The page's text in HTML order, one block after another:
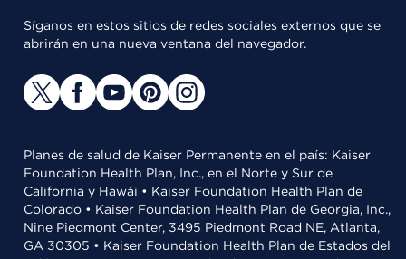
Síganos en estos sitios de redes sociales externos que se
abrirán en una nueva ventana del navegador.
Planes de salud de Kaiser Permanente en el país: Kaiser
Foundation Health Plan, Inc., en el Norte y Sur de
California y Hawái • Kaiser Foundation Health Plan de
Colorado • Kaiser Foundation Health Plan de Georgia, Inc.,
Nine Piedmont Center, 3495 Piedmont Road NE, Atlanta,
GA 30305 • Kaiser Foundation Health Plan de Estados del